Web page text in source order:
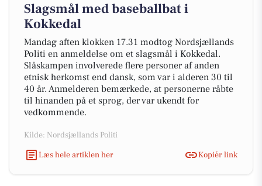
Slagsmål med baseballbat i
Kokkedal
Mandag aften klokken 17.31 modtog Nordsjællands
Politi en anmeldelse om et slagsmål i Kokkedal.
Slåskampen involverede flere personer af anden
etnisk herkomst end dansk, som var i alderen 30 til
40 år. Anmelderen bemærkede, at personerne råbte
til hinanden på et sprog, der var ukendt for
vedkommende.
Kilde: Nordsjællands Politi
Læs hele artiklen her
Kopiér link